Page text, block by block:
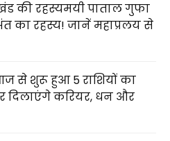
की रहस्यमयी पाताल गुफा
का रहस्य! जानें महाप्रलय से
से शुरू हुआ 5 राशियों का
दिलाएंगे करियर, धन और